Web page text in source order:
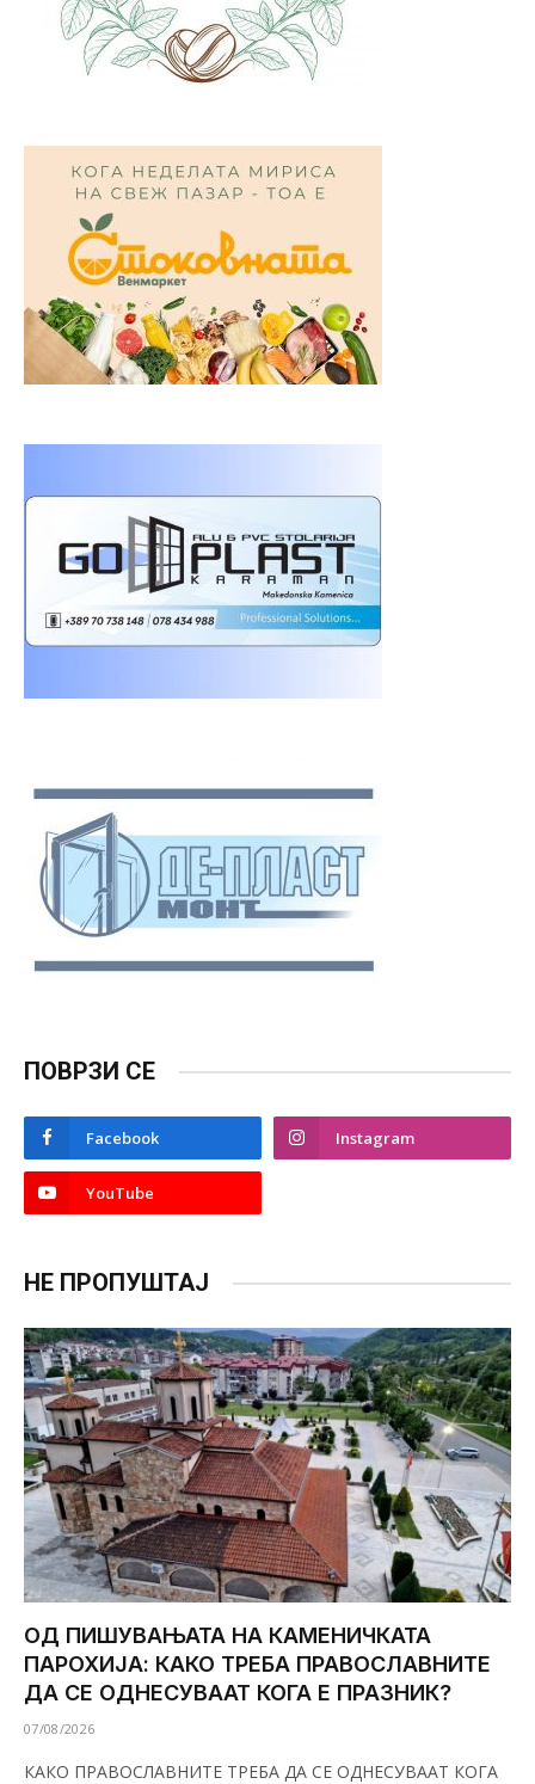
ПОВРЗИ СЕ
Facebook Instagram
YouTube
НЕ ПРОПУШТАЈ
ОД ПИШУВАЊАТА НА КАМЕНИЧКАТА
ПАРОХИЈА: КАКО ТРЕБА ПРАВОСЛАВНИТЕ
ДА СЕ ОДНЕСУВААТ КОГА Е ПРАЗНИК?
07/08/2026
КАКО ПРАВОСЛАВНИТЕ ТРЕБА ДА СЕ ОДНЕСУВААТ КОГА